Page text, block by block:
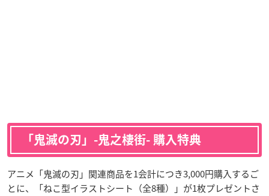
「鬼滅の刃」-鬼之棲街- 購入特典
アニメ「鬼滅の刃」関連商品を1会計につき3,000円購入するご
とに、「ねこ型イラストシート（全8種）」が1枚プレゼントさ